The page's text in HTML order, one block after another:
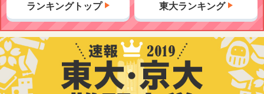
ランキングトップ 東大ランキング